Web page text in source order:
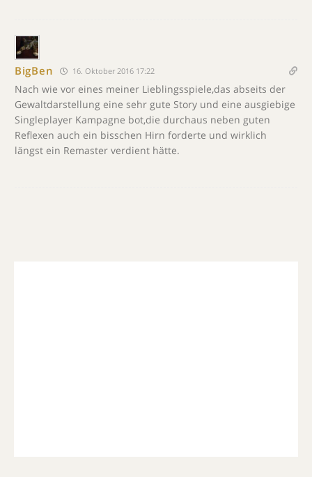
BigBen 16. Oktober 2016 17:22
Nach wie vor eines meiner Lieblingsspiele,das abseits der
Gewaltdarstellung eine sehr gute Story und eine ausgiebige
Singleplayer Kampagne bot,die durchaus neben guten
Reflexen auch ein bisschen Hirn forderte und wirklich
längst ein Remaster verdient hätte.